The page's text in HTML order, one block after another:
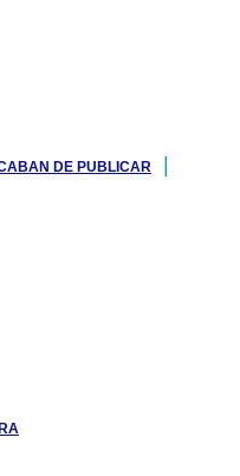
DE PUBLICAR